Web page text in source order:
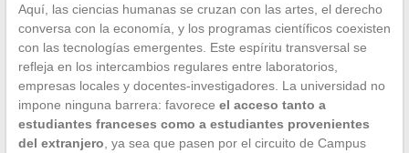
Aquí, las ciencias humanas se cruzan con las artes, el derecho
conversa con la economía, y los programas científicos coexisten
con las tecnologías emergentes. Este espíritu transversal se
refleja en los intercambios regulares entre laboratorios,
empresas locales y docentes-investigadores. La universidad no
impone ninguna barrera: favorece el acceso tanto a
estudiantes franceses como a estudiantes provenientes
del extranjero , ya sea que pasen por el circuito de Campus